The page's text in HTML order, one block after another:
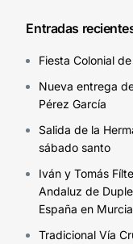
Entradas
Fiesta Colonial
Nueva entrega
Pérez García
Salida de la
sábado santo
Iván y Tomás
Andaluz de
España en Murcia
Tradicional Vía